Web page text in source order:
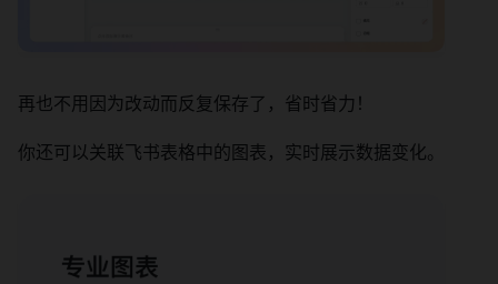
再也不用因为改动而反复保存了，省时省力！
你还可以关联飞书表格中的图表，实时展示数据变化。